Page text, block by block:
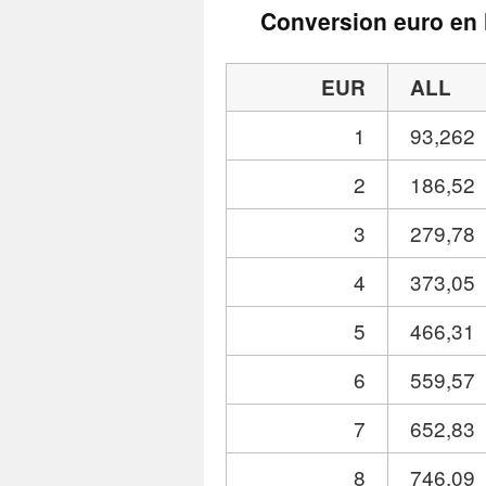
Conversion euro en
EUR
ALL
1
93,262
2
186,52
3
279,78
4
373,05
5
466,31
6
559,57
7
652,83
8
746,09